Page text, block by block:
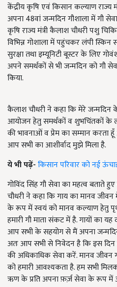
केंद्रीय कृषि एवं किसान कल्याण राज्य
अपना 48वां जन्मदिन गौशाला में गौ
कृषि राज्य मंत्री कैलाश चौधरी पशु
विभिन्न गोशाला में पहुंचकर लंपी स्किन
सुरक्षा तथा इम्यूनिटी बूस्टर के लिए
अपने समर्थकों से भी जन्मदिन को गौ
किया.
कैलाश चौधरी ने कहा कि मेरे जन्मदिन के
आयोजन हेतु समर्थकों व शुभचिंतकों के
की भावनाओं व प्रेम का सम्मान करता
आप सभी का आशीर्वाद मुझे मिला है.
ये भी पढ़ें-किसान परिवार को नई
गोविंद सिंह गौ सेवा का महत्व बताते
चौधरी ने कहा कि गाय का मानव जीवन
के रूप में स्वयं को मानव कल्याण हेतु
हमारी गौ माता संकट में है. गायों का
आप सभी के सहयोग से मैं अपना
अतः आप सभी से निवेदन है कि इस दिन
की अधिकाधिक सेवा करें. मानव जीवन
को हमारी आवश्यकता है. हम सभी
ऋण के प्रति अपना फ़र्ज़ सेवा के रूप में